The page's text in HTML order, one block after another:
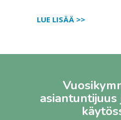
LUE LISÄÄ >>
asiantuntijuus